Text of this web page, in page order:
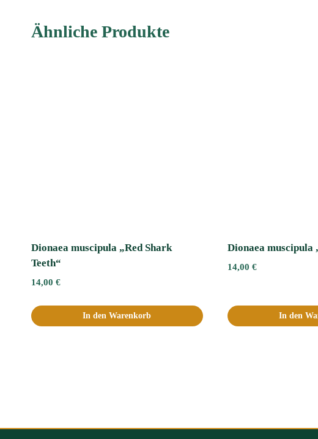
Ähnliche Produkte
Dionaea muscipula „Red Shark
Teeth“
14,00 €
In den Warenkorb
Dionaea muscipula
14,00 €
In den